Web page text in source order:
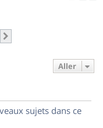
Aller
sujets dans ce